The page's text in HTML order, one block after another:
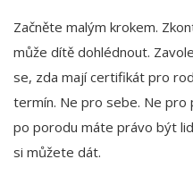
Začněte malým krokem.
může dítě dohlédnout.
se, zda mají certifikát pro
termín. Ne pro sebe. Ne pro
po porodu máte právo být
si můžete dát.